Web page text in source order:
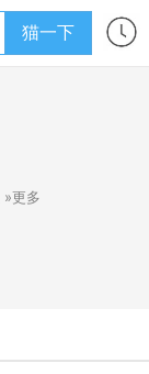
猫一下
»更多